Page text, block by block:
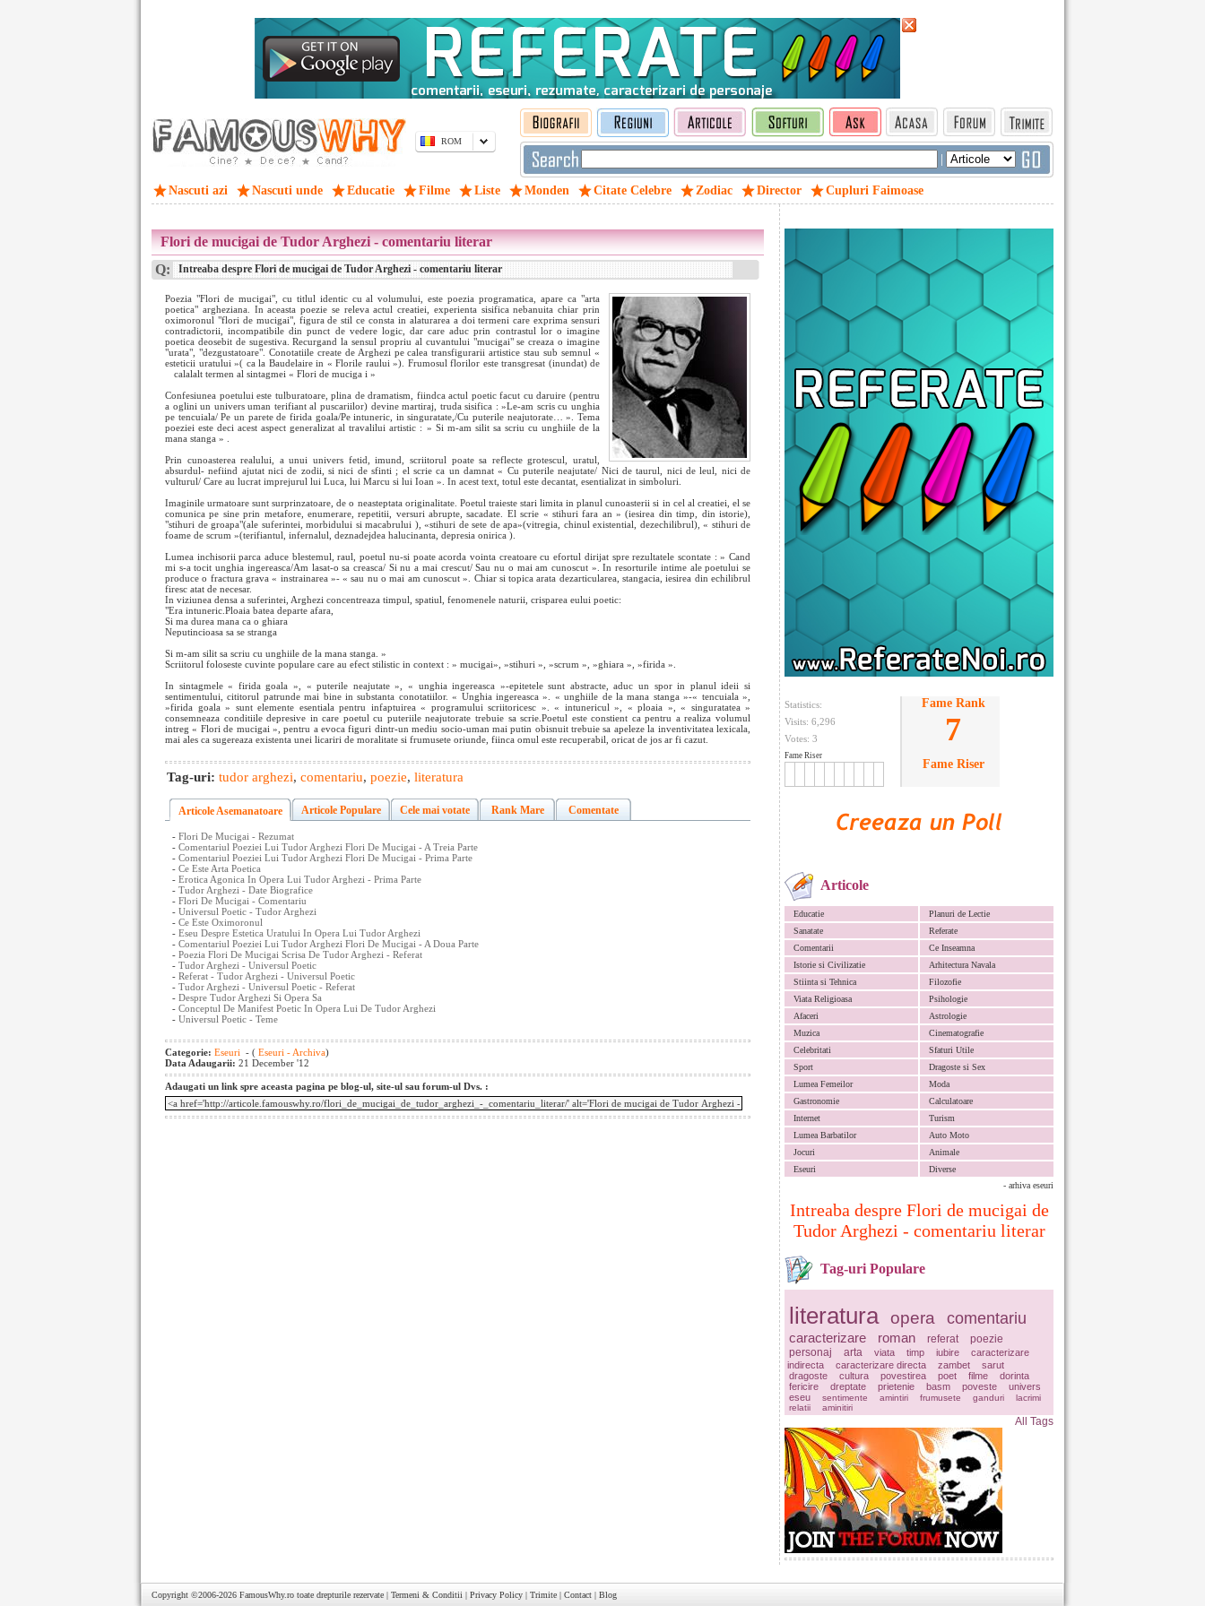
ROM
|
Nascuti azi Nascuti unde Educatie Filme Liste Monden Citate Celebre Zodiac Director Cupluri Faimoase
Statistics:
Visits: 6,296
Votes: 3
Fame Riser
Fame Rank
7
Fame Riser
Articole
Educatie
Planuri de Lectie
Sanatate
Referate
Comentarii
Ce Inseamna
Istorie si Civilizatie
Arhitectura Navala
Stiinta si Tehnica
Filozofie
Viata Religioasa
Psihologie
Afaceri
Astrologie
Muzica
Cinematografie
Celebritati
Sfaturi Utile
Sport
Dragoste si Sex
Lumea Femeilor
Moda
Gastronomie
Calculatoare
Internet
Turism
Lumea Barbatilor
Auto Moto
Jocuri
Animale
Eseuri
Diverse
- arhiva eseuri
Intreaba despre Flori de mucigai de
Tudor Arghezi - comentariu literar
Tag-uri Populare
literatura opera comentariu
caracterizare roman referat
poezie
personaj
arta viata timp iubire
caracterizare
indirecta
caracterizare directa zambet
sarut
dragoste
cultura povestirea poet filme
dorinta
fericire
dreptate prietenie basm poveste
univers
eseu
sentimente amintiri frumusete ganduri
lacrimi
relatii
aminitiri
All Tags
Flori de mucigai de Tudor Arghezi - comentariu literar
Q: Intreaba despre Flori de mucigai de Tudor Arghezi - comentariu literar
Poezia "Flori de mucigai", cu titlul identic cu al volumului, este poezia programatica, apare ca "arta
poetica" argheziana. In aceasta poezie se releva actul creatiei, experienta sisifica nebanuita chiar prin
oximoronul "flori de mucigai", figura de stil ce consta in alaturarea a doi termeni care exprima sensuri
contradictorii, incompatibile din punct de vedere logic, dar care aduc prin contrastul lor o imagine
poetica deosebit de sugestiva. Recurgand la sensul propriu al cuvantului "mucigai" se creaza o imagine
"urata", "dezgustatoare". Conotatiile create de Arghezi pe calea transfigurarii artistice stau sub semnul «
esteticii uratului »( ca la Baudelaire in « Florile raului »). Frumosul florilor este transgresat (inundat) de
calalalt termen al sintagmei « Flori de muciga i »
Confesiunea poetului este tulburatoare, plina de dramatism, fiindca actul poetic facut cu daruire (pentru
a oglini un univers uman terifiant al puscariilor) devine martiraj, truda sisifica : »Le-am scris cu unghia
pe tencuiala/ Pe un parete de firida goala/Pe intuneric, in singuratate,/Cu puterile neajutorate… ». Tema
poeziei este deci acest aspect generalizat al travalilui artistic : » Si m-am silit sa scriu cu unghiile de la
mana stanga » .
Prin cunoasterea realului, a unui univers fetid, imund, scriitorul poate sa reflecte grotescul, uratul,
absurdul- nefiind ajutat nici de zodii, si nici de sfinti ; el scrie ca un damnat « Cu puterile neajutate/ Nici de taurul, nici de leul, nici de
vulturul/ Care au lucrat imprejurul lui Luca, lui Marcu si lui Ioan ». In acest text, totul este decantat, esentializat in simboluri.
Imaginile urmatoare sunt surprinzatoare, de o neasteptata originalitate. Poetul traieste stari limita in planul cunoasterii si in cel al creatiei, el se
comunica pe sine prin metafore, enumerare, repetitii, versuri abrupte, sacadate. El scrie « stihuri fara an » (iesirea din timp, din istorie),
"stihuri de groapa"(ale suferintei, morbidului si macabrului ), «stihuri de sete de apa»(vitregia, chinul existential, dezechilibrul), « stihuri de
foame de scrum »(terifiantul, infernalul, deznadejdea halucinanta, depresia onirica ).
Lumea inchisorii parca aduce blestemul, raul, poetul nu-si poate acorda vointa creatoare cu efortul dirijat spre rezultatele scontate : » Cand
mi s-a tocit unghia ingereasca/Am lasat-o sa creasca/ Si nu a mai crescut/ Sau nu o mai am cunoscut ». In resorturile intime ale poetului se
produce o fractura grava « instrainarea »- « sau nu o mai am cunoscut ». Chiar si topica arata dezarticularea, stangacia, iesirea din echilibrul
firesc atat de necesar.
In viziunea densa a suferintei, Arghezi concentreaza timpul, spatiul, fenomenele naturii, crisparea eului poetic:
"Era intuneric.Ploaia batea departe afara,
Si ma durea mana ca o ghiara
Neputincioasa sa se stranga
Si m-am silit sa scriu cu unghiile de la mana stanga. »
Scriitorul foloseste cuvinte populare care au efect stilistic in context : » mucigai», »stihuri », »scrum », »ghiara », »firida ».
In sintagmele « firida goala », « puterile neajutate », « unghia ingereasca »-epitetele sunt abstracte, aduc un spor in planul ideii si
sentimentului, cititorul patrunde mai bine in substanta conotatiilor. « Unghia ingereasca ». « unghiile de la mana stanga »-« tencuiala »,
»firida goala » sunt elemente esentiala pentru infaptuirea « programului scriitoricesc ». « intunericul », « ploaia », « singuratatea »
consemneaza conditiile depresive in care poetul cu puteriile neajutorate trebuie sa scrie.Poetul este constient ca pentru a realiza volumul
intreg « Flori de mucigai », pentru a evoca figuri dintr-un mediu socio-uman mai putin obisnuit trebuie sa apeleze la inventivitatea lexicala,
mai ales ca sugereaza existenta unei licariri de moralitate si frumusete oriunde, fiinca omul este recuperabil, oricat de jos ar fi cazut.
Tag-uri: tudor arghezi, comentariu, poezie, literatura
Articole Asemanatoare Articole Populare Cele mai votate Rank Mare Comentate
- Flori De Mucigai - Rezumat
- Comentariul Poeziei Lui Tudor Arghezi Flori De Mucigai - A Treia Parte
- Comentariul Poeziei Lui Tudor Arghezi Flori De Mucigai - Prima Parte
- Ce Este Arta Poetica
- Erotica Agonica In Opera Lui Tudor Arghezi - Prima Parte
- Tudor Arghezi - Date Biografice
- Flori De Mucigai - Comentariu
- Universul Poetic - Tudor Arghezi
- Ce Este Oximoronul
- Eseu Despre Estetica Uratului In Opera Lui Tudor Arghezi
- Comentariul Poeziei Lui Tudor Arghezi Flori De Mucigai - A Doua Parte
- Poezia Flori De Mucigai Scrisa De Tudor Arghezi - Referat
- Tudor Arghezi - Universul Poetic
- Referat - Tudor Arghezi - Universul Poetic
- Tudor Arghezi - Universul Poetic - Referat
- Despre Tudor Arghezi Si Opera Sa
- Conceptul De Manifest Poetic In Opera Lui De Tudor Arghezi
- Universul Poetic - Teme
Categorie: Eseuri - ( Eseuri - Archiva)
Data Adaugarii: 21 December '12
Adaugati un link spre aceasta pagina pe blog-ul, site-ul sau forum-ul Dvs. :
Copyright ©2006-2026 FamousWhy.ro toate drepturile rezervate | Termeni & Conditii | Privacy Policy | Trimite | Contact | Blog